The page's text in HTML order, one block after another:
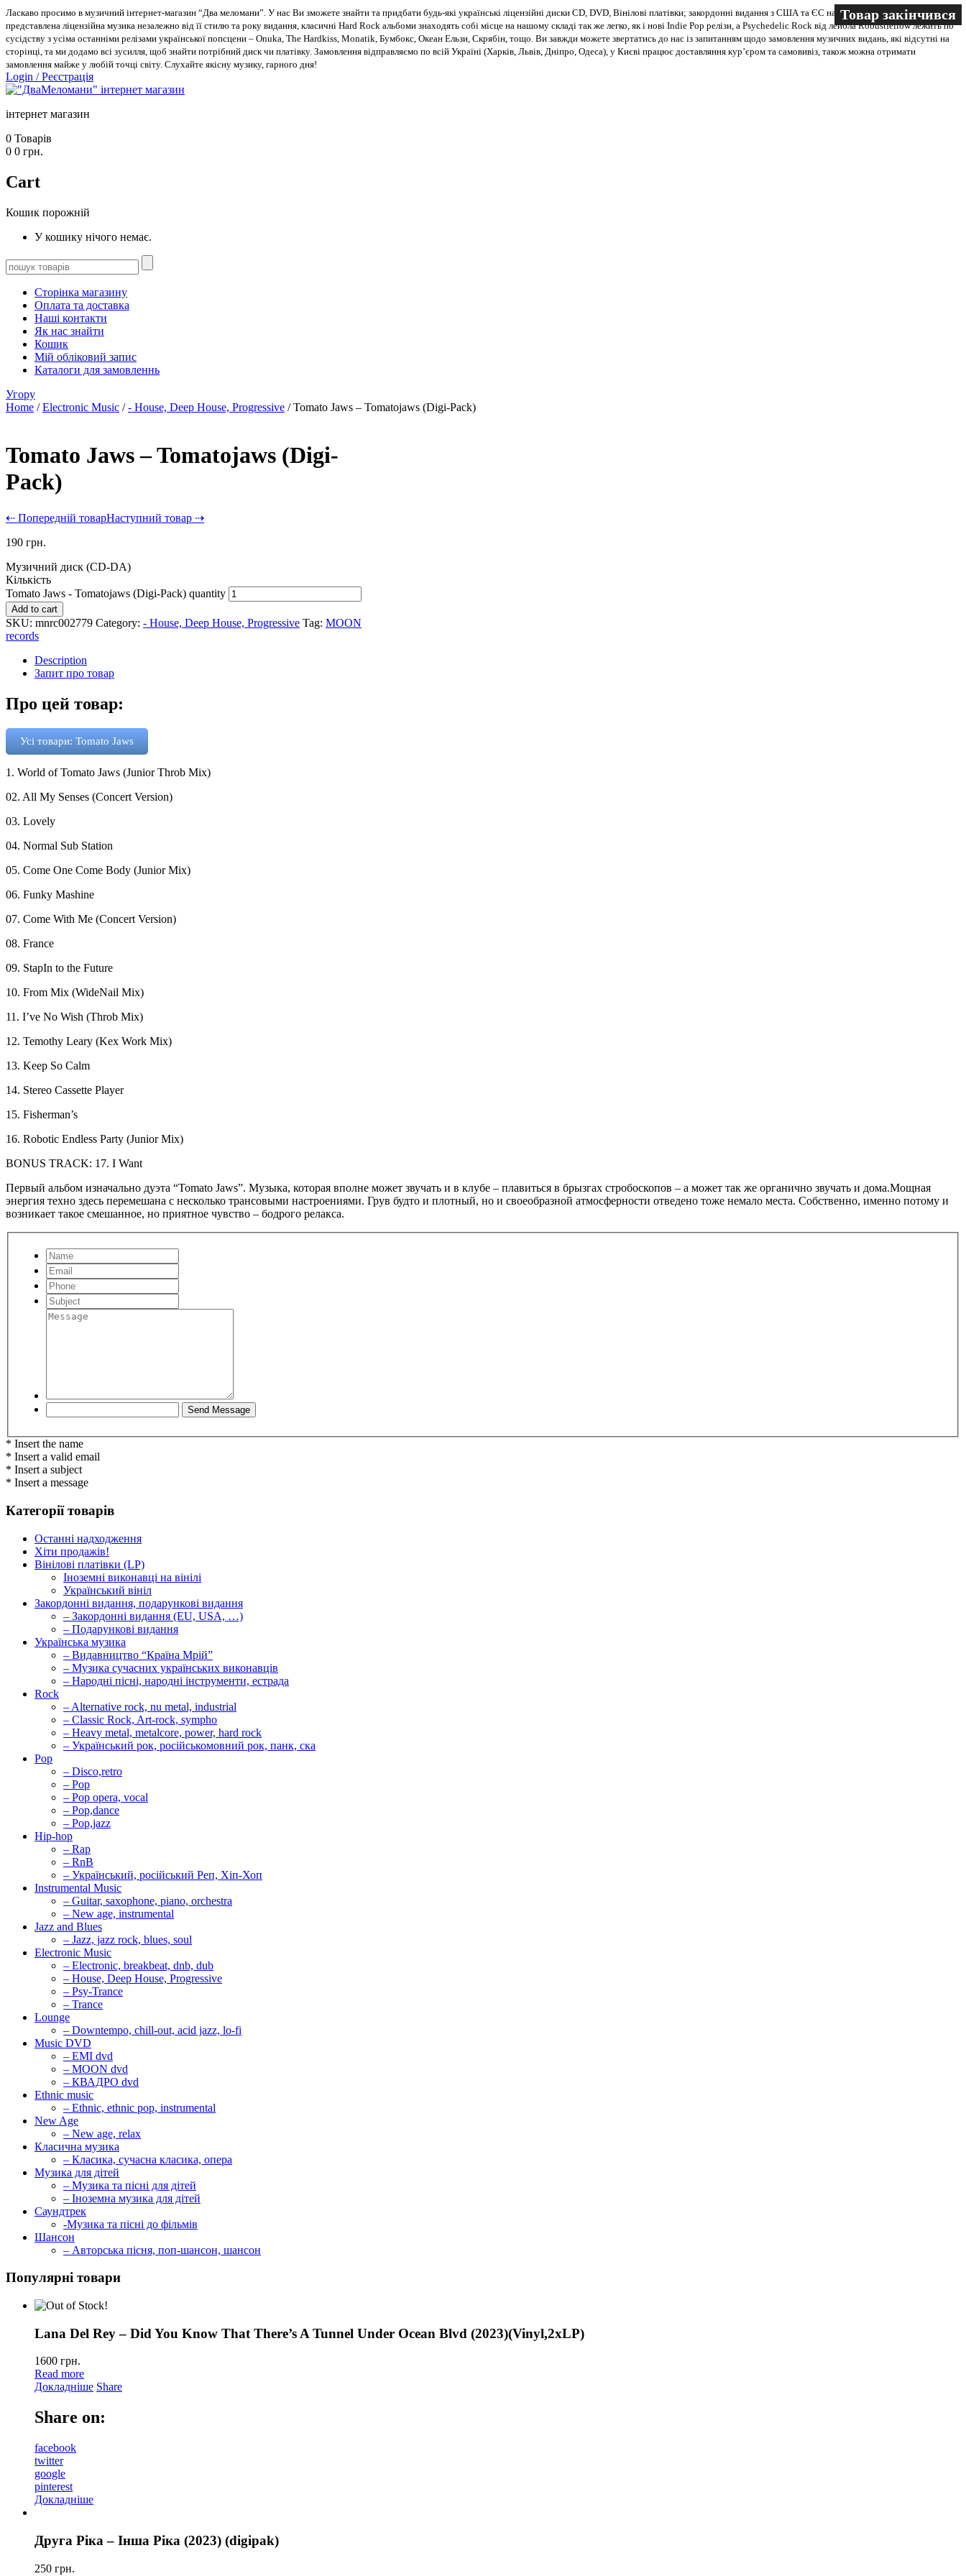
Ласкаво просимо в музичний інтернет-магазин “Два меломани”. У нас Ви зможете знайти та придбати будь-які українські ліцензійні диски CD, DVD, Вінілові платівки; закордонні видання з США та ЄС на всіх носіях. В магазині
представлена ліцензійна музика незалежно від її стилю та року видання, класичні Hard Rock альбоми знаходять собі місце на нашому складі так же легко, як і нові Indie Pop релізи, а Psychedelic Rock від лейбла Robustfellow лежить по
сусідству з усіма останніми релізами української попсцени – Onuka, The Hardkiss, Monatik, Бумбокс, Океан Ельзи, Скрябін, тощо. Ви завжди можете звертатись до нас із запитанням щодо замовлення музичних видань, які відсутні на
сторінці, та ми додамо всі зусилля, щоб знайти потрібний диск чи платівку. Замовлення відправляємо по всій Україні (Харків, Львів, Дніпро, Одеса), у Києві працює доставляння кур’єром та самовивіз, також можна отримати
замовлення майже у любій точці світу. Слухайте якісну музику, гарного дня!
Login /Реєстрація
інтернет магазин
0 Товарів
0 0 грн.
Cart
Кошик порожній
У кошику нічого немає.
Сторінка магазину
Оплата та доставка
Наші контакти
Як нас знайти
Кошик
Мій обліковий запис
Каталоги для замовленнь
Угору
Home /Electronic Music /- House, Deep House, Progressive / Tomato Jaws – Tomatojaws (Digi-Pack)
Tomato Jaws – Tomatojaws (Digi-
Pack)
⇠ Попередній товарНаступний товар ⇢
190 грн.
Музичний диск (CD-DA)
Кількість
Tomato Jaws - Tomatojaws (Digi-Pack) quantity
Add to cart
SKU: mnrc002779 Category: - House, Deep House, Progressive Tag: MOON
records
Description
Запит про товар
Про цей товар:
Усі товари: Tomato Jaws
1. World of Tomato Jaws (Junior Throb Mix)
02. All My Senses (Concert Version)
03. Lovely
04. Normal Sub Station
05. Come One Come Body (Junior Mix)
06. Funky Mashine
07. Come With Me (Concert Version)
08. France
09. StapIn to the Future
10. From Mix (WideNail Mix)
11. I’ve No Wish (Throb Mix)
12. Temothy Leary (Kex Work Mix)
13. Keep So Calm
14. Stereo Cassette Player
15. Fisherman’s
16. Robotic Endless Party (Junior Mix)
BONUS TRACK: 17. I Want
Первый альбом изначально дуэта “Tomato Jaws”. Музыка, которая вполне может звучать и в клубе – плавиться в брызгах стробоскопов – а может так же органично звучать и дома.Мощная
энергия техно здесь перемешана с несколько трансовыми настроениями. Грув будто и плотный, но и своеобразной атмосферности отведено тоже немало места. Собственно, именно потому и
возникает такое смешанное, но приятное чувство – бодрого релакса.
* Insert the name
* Insert a valid email
* Insert a subject
* Insert a message
Категорії товарів
Останні надходження
Хіти продажів!
Вінілові платівки (LP)
Іноземні виконавці на вінілі
Український вініл
Закордонні видання, подарункові видання
– Закордонні видання (EU, USA, …)
– Подарункові видання
Українська музика
– Видавництво “Країна Мрій”
– Музика сучасних українських виконавців
– Народні пісні, народні інструменти, естрада
Rock
– Alternative rock, nu metal, industrial
– Classic Rock, Art-rock, sympho
– Heavy metal, metalcore, power, hard rock
– Український рок, російськомовний рок, панк, ска
Pop
– Disco,retro
– Pop
– Pop opera, vocal
– Pop,dance
– Pop,jazz
Hip-hop
– Rap
– RnB
– Український, російський Реп, Хіп-Хоп
Instrumental Music
– Guitar, saxophone, piano, orchestra
– New age, instrumental
Jazz and Blues
– Jazz, jazz rock, blues, soul
Electronic Music
– Electronic, breakbeat, dnb, dub
– House, Deep House, Progressive
– Psy-Trance
– Trance
Lounge
– Downtempo, chill-out, acid jazz, lo-fi
Music DVD
– EMI dvd
– MOON dvd
– КВАДРО dvd
Ethnic music
– Ethnic, ethnic pop, instrumental
New Age
– New age, relax
Класична музика
– Класика, сучасна класика, опера
Музика для дітей
– Музика та пісні для дітей
– Іноземна музика для дітей
Саундтрек
-Музика та пісні до фільмів
Шансон
– Авторська пісня, поп-шансон, шансон
Популярні товари
Товар закінчився
Lana Del Rey – Did You Know That There’s A Tunnel Under Ocean Blvd (2023)(Vinyl,2xLP)
1600 грн.
Read more
Докладніше Share
Share on:
facebook
twitter
google
pinterest
Докладніше
Друга Ріка – Інша Ріка (2023) (digipak)
250 грн.
Товар закінчився